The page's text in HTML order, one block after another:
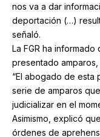
nos va a dar
deportación (…)
señaló.
La FGR ha
presentado
“El abogado de esta
serie de amparos
judicializar en el
Asimismo, explicó
órdenes de